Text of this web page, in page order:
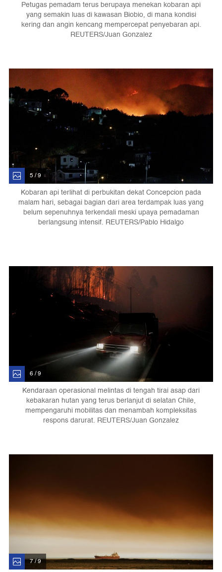
Petugas pemadam terus berupaya menekan kobaran api
yang semakin luas di kawasan Biobio, di mana kondisi
kering dan angin kencang mempercepat penyebaran api.
REUTERS/Juan Gonzalez
5 / 9
Kobaran api terlihat di perbukitan dekat Concepcion pada
malam hari, sebagai bagian dari area terdampak luas yang
belum sepenuhnya terkendali meski upaya pemadaman
berlangsung intensif. REUTERS/Pablo Hidalgo
6 / 9
Kendaraan operasional melintas di tengah tirai asap dari
kebakaran hutan yang terus berlanjut di selatan Chile,
mempengaruhi mobilitas dan menambah kompleksitas
respons darurat. REUTERS/Juan Gonzalez
7 / 9